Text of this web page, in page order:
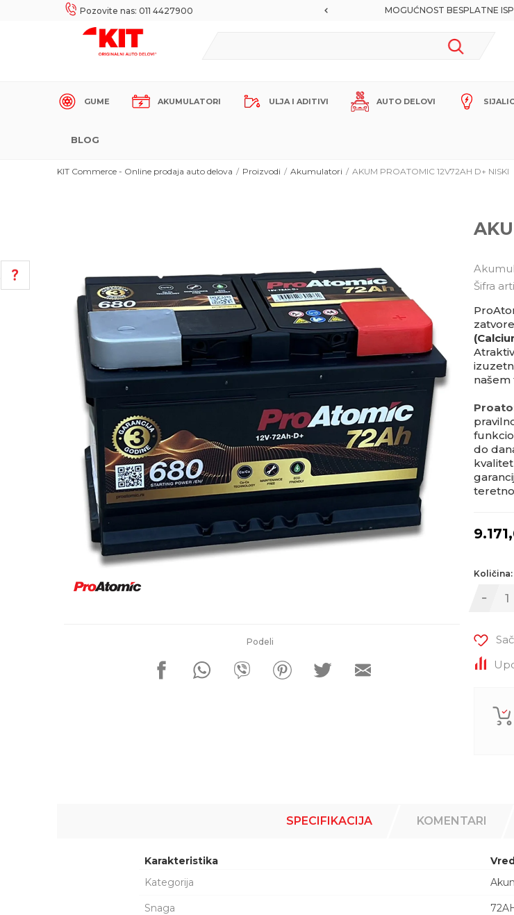
Pozovite nas: 011 4427900
SIGURNO PLAĆANJE PLATNIM KARTICAMA! MOGUĆNOST BESPLATNE
GUME AKUMULATORI ULJA I ADITIVI AUTO DELOVI
BLOG
KIT Commerce - Online prodaja auto delova Proizvodi Akumulatori AKUM PROATOMIC 12V72AH D+ NISKI
Podeli
Šifra
našem
do
Količina:
POMOĆ PRI KUPOVINI
Za više informacija, pomoć i
porudžbine
011 4427900
Radno vreme
Radnim danom: 08-16h
Subotom: 08-14h
Nedeljom ne radimo
Pišite nam
office@kitcommerce.rs
SPECIFIKACIJA KOMENTARI
Karakteristika
Kategorija
Snaga